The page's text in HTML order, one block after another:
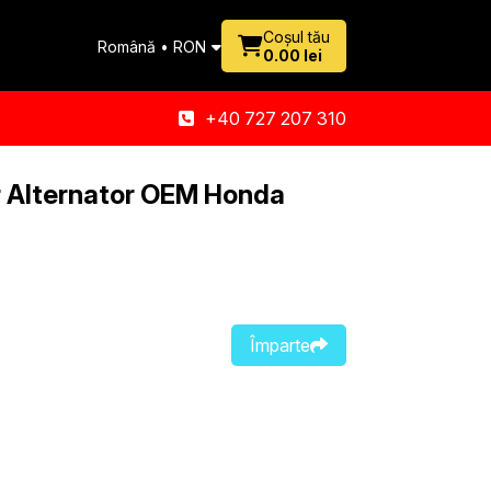
Română • RON
Coșul tău
0.00 lei
+40 727 207 310
OEM Honda
Împarte